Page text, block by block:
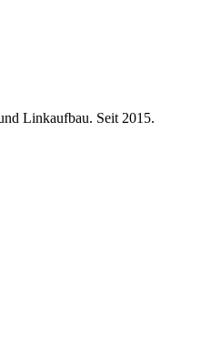
Linkaufbau. Seit 2015.